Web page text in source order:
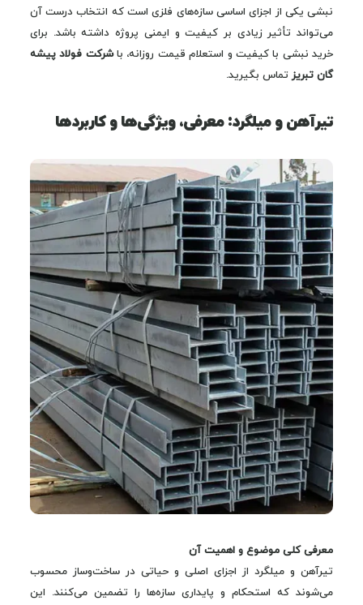
نبشی یکی از اجزای اساسی سازه‌های فلزی است که انتخاب درست آن
می‌تواند تأثیر زیادی بر کیفیت و ایمنی پروژه داشته باشد. برای
خرید نبشی با کیفیت و استعلام قیمت روزانه، باشرکت فولاد پیشه
گان تبریزتماس بگیرید.
تیرآهن و میلگرد: معرفی، ویژگی‌ها و کاربردها
معرفی کلی موضوع و اهمیت آن
تیرآهن و میلگرد از اجزای اصلی و حیاتی در ساخت‌وساز محسوب
می‌شوند که استحکام و پایداری سازه‌ها را تضمین می‌کنند. این